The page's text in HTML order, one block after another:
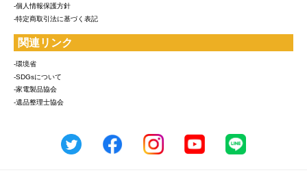
-個人情報保護方針
-特定商取引法に基づく表記
関連リンク
-環境省
-SDGsについて
-家電製品協会
-遺品整理士協会